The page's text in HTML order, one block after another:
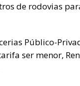
de rodovias
Público-
ser menor,